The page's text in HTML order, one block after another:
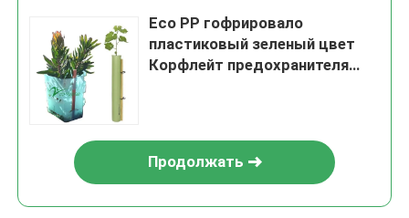
Eco PP гофрировало
пластиковый зеленый цвет
Корфлейт предохранителя
Продолжать